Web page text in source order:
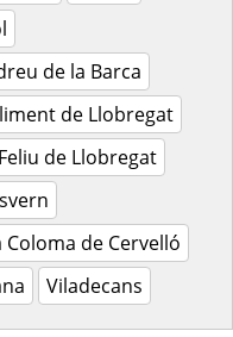
de la Barca
de Llobregat
de Llobregat
Coloma de Cervelló
Viladecans